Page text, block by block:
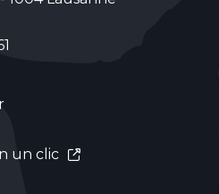
un clic